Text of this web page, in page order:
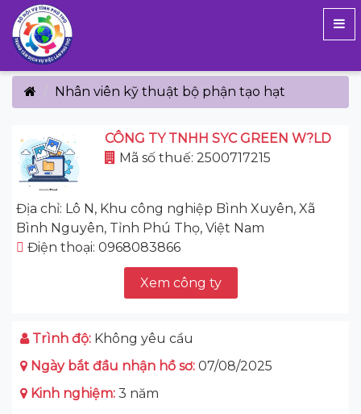
Nhân viên kỹ thuật bộ phận tạo hạt
CÔNG TY TNHH SYC GREEN W?LD
Mã số thuế: 2500717215
Địa chỉ: Lô N, Khu công nghiệp Bình Xuyên, Xã
Bình Nguyên, Tỉnh Phú Thọ, Việt Nam
Điện thoại: 0968083866
Xem công ty
Trình độ: Không yêu cầu
Ngày bắt đầu nhận hồ sơ: 07/08/2025
Kinh nghiệm: 3 năm